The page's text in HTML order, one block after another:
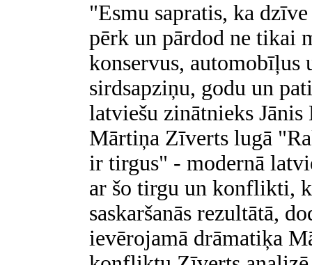
"Esmu sapratis, ka
pērk un pārdod ne tikai
konservus, automobīļus
sirdsapziņu, godu un
latviešu zinātnieks Jānis
Mārtiņa Zīverts lugā
ir tirgus" - modernā
ar šo tirgu un konflikti,
saskaršanās rezultātā,
ievērojamā drāmatiķa